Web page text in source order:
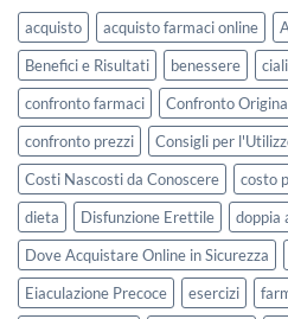
acquisto acquisto farmaci online
Benefici e Risultati
benessere
confronto farmaci
Confronto
confronto prezzi
Consigli per
Costi Nascosti da Conoscere
costo
dieta
Disfunzione Erettile doppia
Dove Acquistare Online in Sicurezza
Eiaculazione Precoce
esercizi